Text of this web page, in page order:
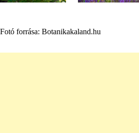
Fotó forrása: Botanikakaland.hu